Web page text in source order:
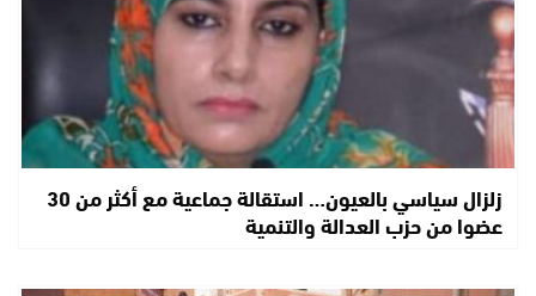
زلزال سياسي بالعيون… استقالة جماعية مع أكثر من 30
عضوا من حزب العدالة والتنمية